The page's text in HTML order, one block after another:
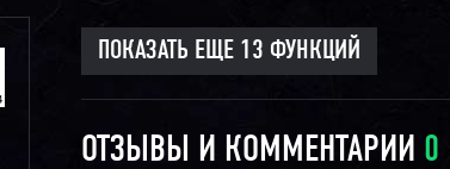
ОТЗЫВЫ И КОММЕНТАРИИ 0